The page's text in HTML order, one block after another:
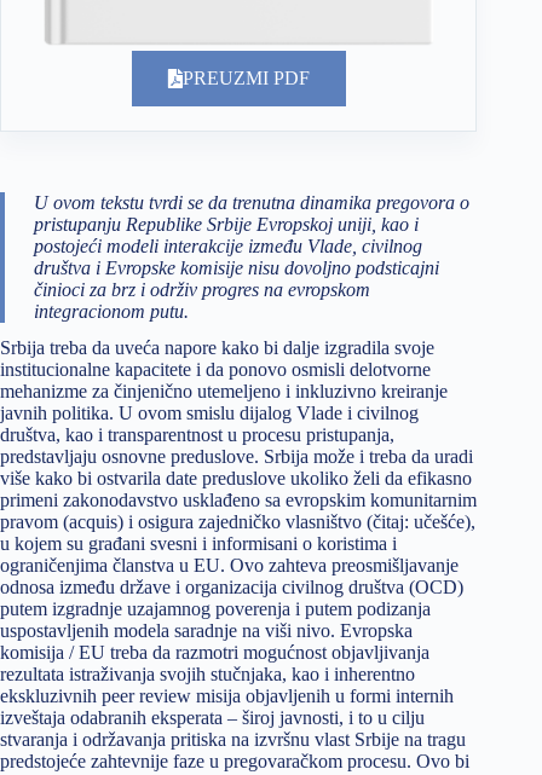
U ovom tekstu tvrdi se da trenutna dinamika pregovora o
pristupanju Republike Srbije Evropskoj uniji, kao i
postojeći modeli interakcije između Vlade, civilnog
društva i Evropske komisije nisu dovoljno podsticajni
činioci za brz i održiv progres na evropskom
integracionom putu.
Srbija treba da uveća napore kako bi dalje izgradila svoje
institucionalne kapacitete i da ponovo osmisli delotvorne
mehanizme za činjenično utemeljeno i inkluzivno kreiranje
javnih politika. U ovom smislu dijalog Vlade i civilnog
društva, kao i transparentnost u procesu pristupanja,
predstavljaju osnovne preduslove. Srbija može i treba da uradi
više kako bi ostvarila date preduslove ukoliko želi da efikasno
primeni zakonodavstvo usklađeno sa evropskim komunitarnim
pravom (acquis) i osigura zajedničko vlasništvo (čitaj: učešće),
u kojem su građani svesni i informisani o koristima i
ograničenjima članstva u EU. Ovo zahteva preosmišljavanje
odnosa između države i organizacija civilnog društva (OCD)
putem izgradnje uzajamnog poverenja i putem podizanja
uspostavljenih modela saradnje na viši nivo. Evropska
komisija / EU treba da razmotri mogućnost objavljivanja
rezultata istraživanja svojih stučnjaka, kao i inherentno
ekskluzivnih peer review misija objavljenih u formi internih
izveštaja odabranih eksperata – široj javnosti, i to u cilju
stvaranja i održavanja pritiska na izvršnu vlast Srbije na tragu
predstojeće zahtevnije faze u pregovaračkom procesu. Ovo bi
PREUZMI PDF